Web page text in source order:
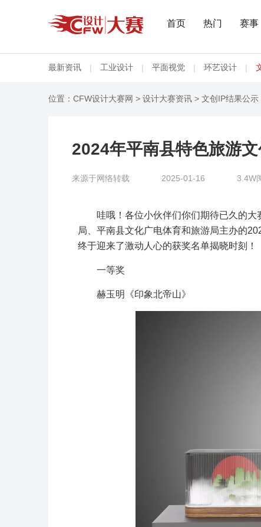
首页 热门 赛事
最新资讯 | 工业设计 | 平面视觉 | 环艺设计 |
位置： CFW设计大赛网 > 设计大赛资讯 > 文创IP结果公示
2024年平南县特色旅游
来源于网络转载 2025-01-16 3.4W
哇哦！各位小伙伴们你们期待已久的
局、平南县文化广电体育和旅游局主办的
终于迎来了激动人心的获奖名单揭晓时刻！
一等奖
赫玉明《印象北帝山》